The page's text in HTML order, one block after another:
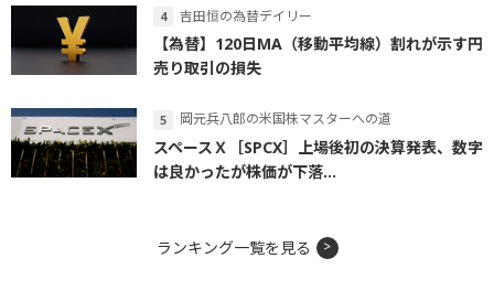
吉田恒の為替デイリー
【為替】120日MA（移動平均線）割れが示す円
売り取引の損失
岡元兵八郎の米国株マスターへの道
スペースＸ［SPCX］上場後初の決算発表、数字
は良かったが株価が下落...
ランキング一覧を見る